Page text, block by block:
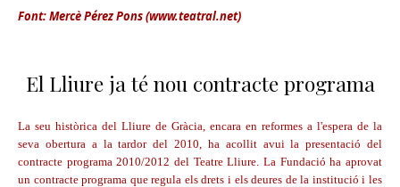
Font: Mercè Pérez Pons (www.teatral.net)
El Lliure ja té nou contracte programa
La seu històrica del Lliure de Gràcia, encara en reformes a l'espera de la
seva obertura a la tardor del 2010, ha acollit avui la presentació del
contracte programa 2010/2012 del Teatre Lliure. La Fundació ha aprovat
un contracte programa que regula els drets i els deures de la institució i les